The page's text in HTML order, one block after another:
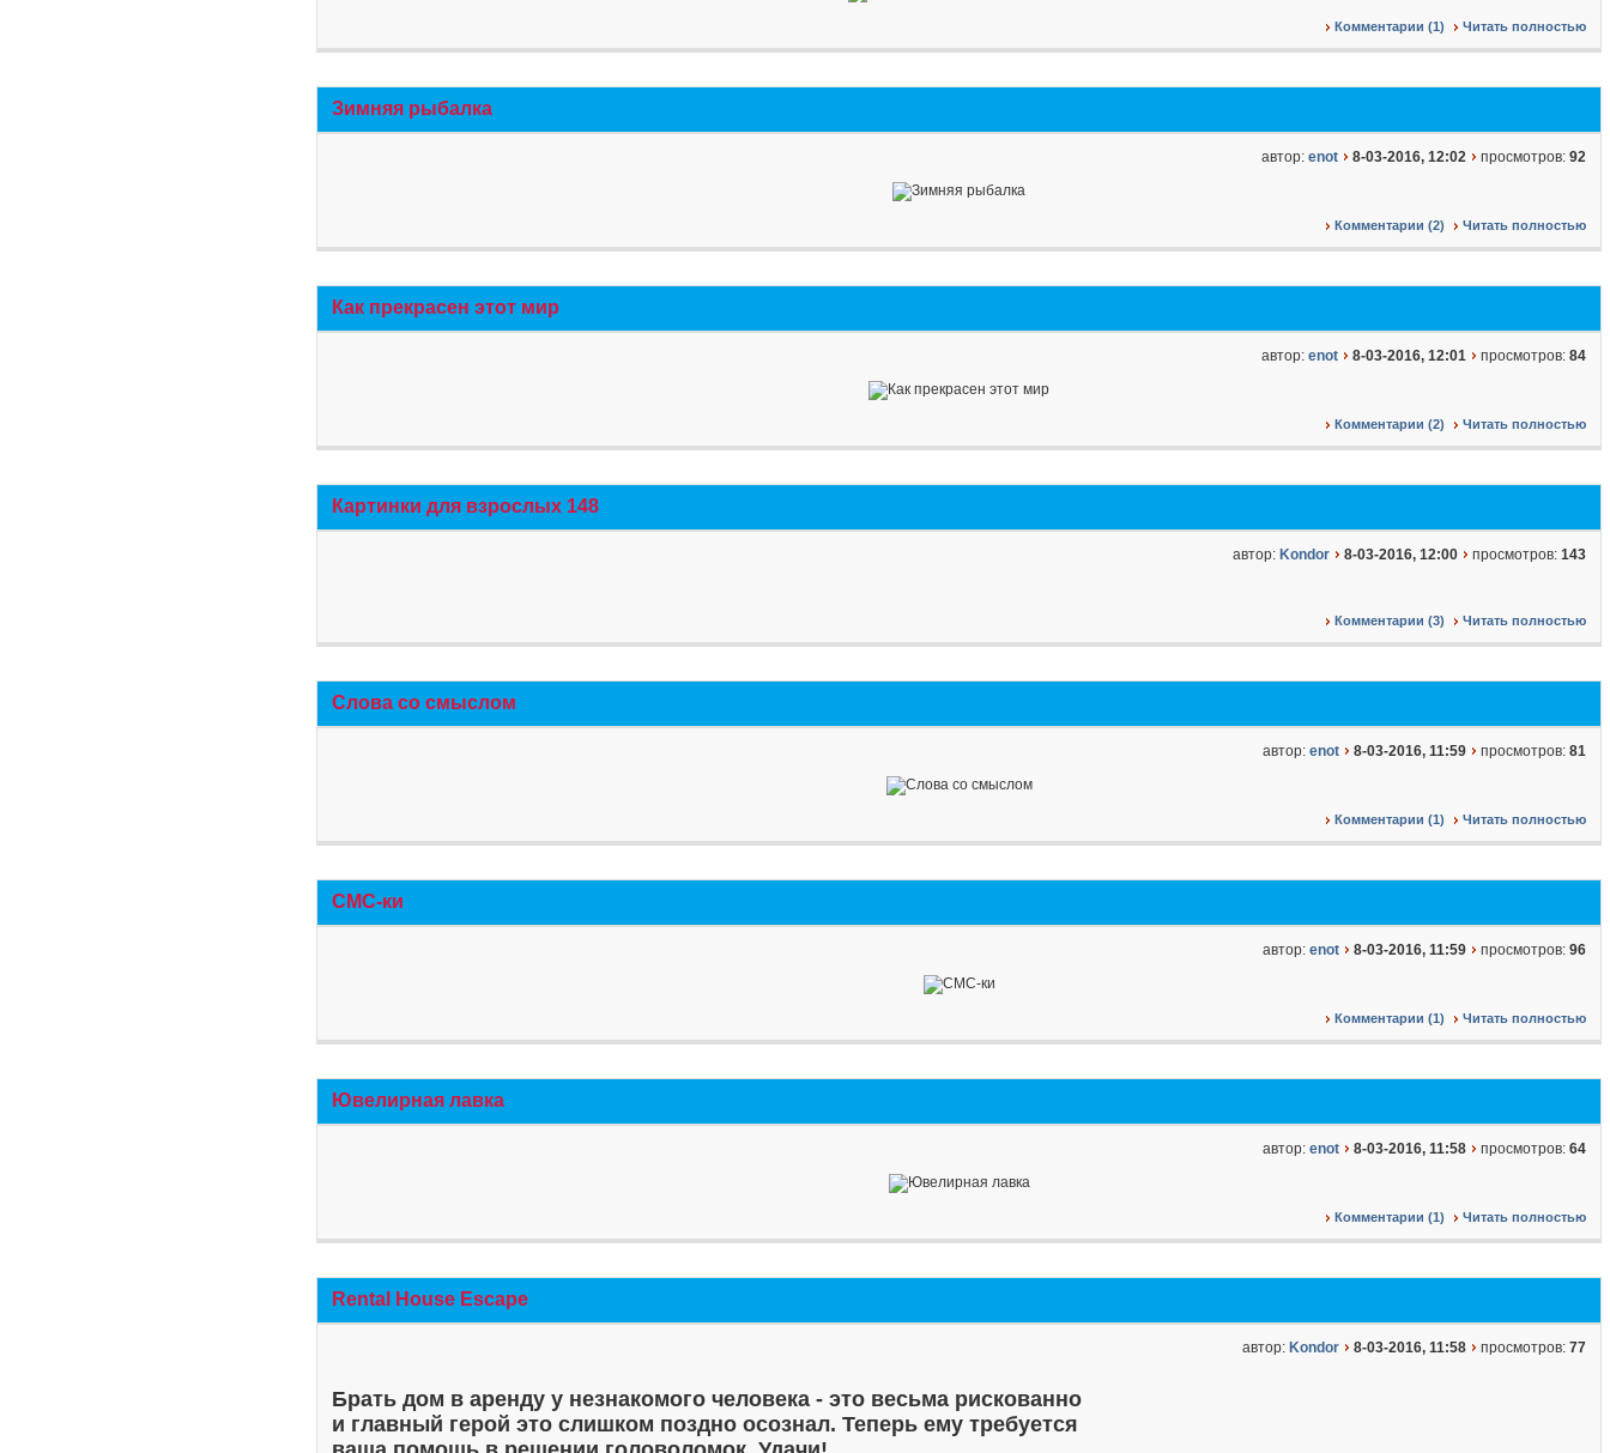
Комментарии (1) Читать полностью
Зимняя рыбалка
автор: enot 8-03-2016, 12:02 просмотров: 92
Комментарии (2) Читать полностью
Как прекрасен этот мир
автор: enot 8-03-2016, 12:01 просмотров: 84
Комментарии (2) Читать полностью
Картинки для взрослых 148
автор: Kondor 8-03-2016, 12:00 просмотров: 143
Комментарии (3) Читать полностью
Слова со смыслом
автор: enot 8-03-2016, 11:59 просмотров: 81
Комментарии (1) Читать полностью
СМС-ки
автор: enot 8-03-2016, 11:59 просмотров: 96
Комментарии (1) Читать полностью
Ювелирная лавка
автор: enot 8-03-2016, 11:58 просмотров: 64
Комментарии (1) Читать полностью
Rental House Escape
автор: Kondor 8-03-2016, 11:58 просмотров: 77
Брать дом в аренду у незнакомого человека - это весьма рискованно
и главный герой это слишком поздно осознал. Теперь ему требуется